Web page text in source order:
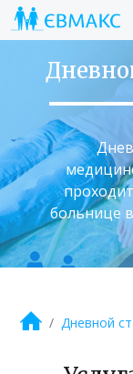
больнице
Дневной